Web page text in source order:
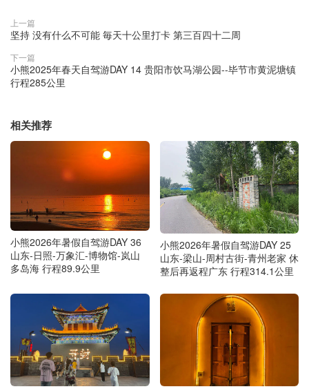
上一篇
坚持 没有什么不可能 毎天十公里打卡 第三百四十二周
下一篇
小熊2025年春天自驾游DAY 14 贵阳市饮马湖公园--毕节市黄泥塘镇
行程285公里
相关推荐
小熊2026年暑假自驾游DAY 36
山东-日照-万象汇-博物馆-岚山
多岛海 行程89.9公里
小熊2026年暑假自驾游DAY 25
山东-梁山-周村古街-青州老家 休
整后再返程广东 行程314.1公里